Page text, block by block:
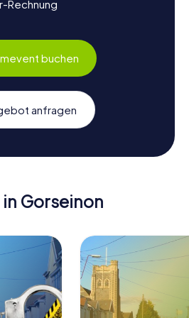
Rechnung
buchen
anfragen
Gorseinon